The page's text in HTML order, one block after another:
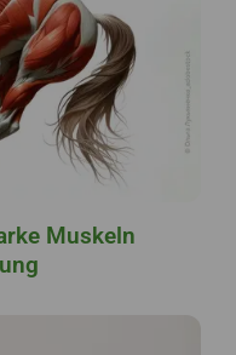
Muskeln